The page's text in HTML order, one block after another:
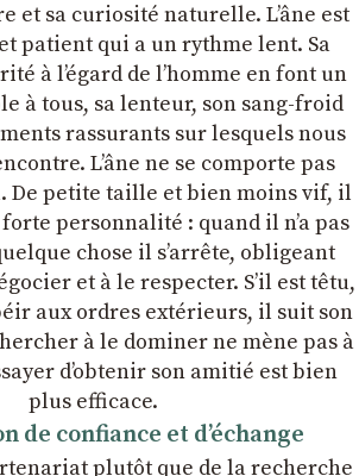
et sa curiosité naturelle. Lʼâne est
patient qui a un rythme lent. Sa
à lʼégard de lʼhomme en font un
à tous, sa lenteur, son sang-froid
rassurants sur lesquels nous
Lʼâne ne se comporte pas
De petite taille et bien moins vif, il
personnalité : quand il nʼa pas
chose il sʼarrête, obligeant
et à le respecter. Sʼil est têtu,
aux ordres extérieurs, il suit son
à le dominer ne mène pas à
dʼobtenir son amitié est bien
plus efficace.
de confiance et dʼéchange
plutôt que de la recherche